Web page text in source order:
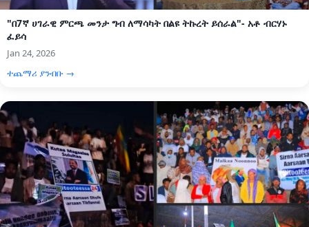
"በ7ኛ ሀገራዊ ምርጫ መንታ ግብ ለማሳካት በልዩ ትኩረት ይሰራል"- አቶ ብርሃኑ
ፈይሳ
Jan 24, 2026
ተጨማሪ ያንብቡ →